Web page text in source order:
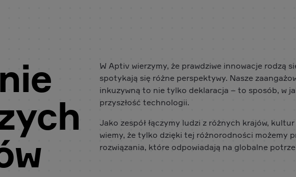
W Aptiv wierzymy, że prawdziwe innowacje rodzą
spotykają się różne perspektywy. Nasze
inkuzywną to nie tylko deklaracja – to sposób, w
przyszłość technologii.
Jako zespół łączymy ludzi z różnych krajów,
wiemy, że tylko dzięki tej różnorodności możemy
rozwiązania, które odpowiadają na globalne